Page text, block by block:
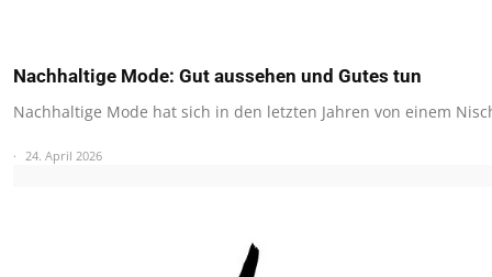
Nachhaltige Mode: Gut aussehen und Gutes tun
Nachhaltige Mode hat sich in den letzten Jahren von einem
24. April 2026